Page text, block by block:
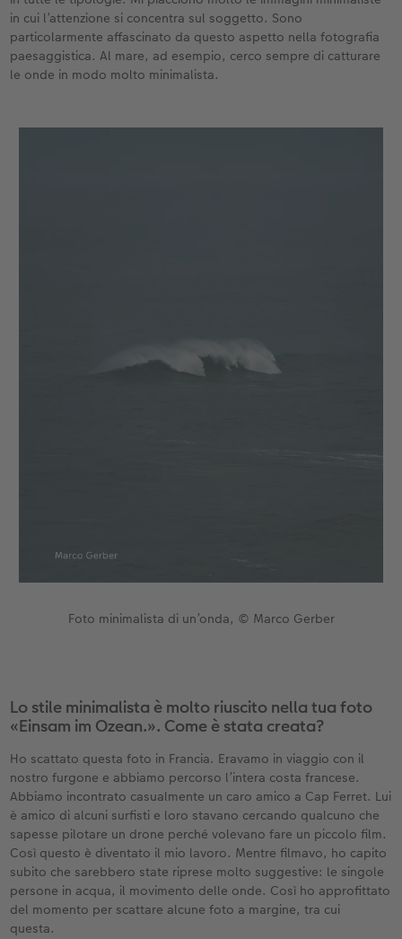
in cui l’attenzione si concentra sul soggetto. Sono
particolarmente affascinato da questo aspetto nella fotografia
paesaggistica. Al mare, ad esempio, cerco sempre di catturare
le onde in modo molto minimalista.
Foto minimalista di un’onda, © Marco Gerber
Lo stile minimalista è molto riuscito nella tua foto
«Einsam im Ozean.». Come è stata creata?
Ho scattato questa foto in Francia. Eravamo in viaggio con il
nostro furgone e abbiamo percorso l’intera costa francese.
Abbiamo incontrato casualmente un caro amico a Cap Ferret. Lui
è amico di alcuni surfisti e loro stavano cercando qualcuno che
sapesse pilotare un drone perché volevano fare un piccolo film.
Così questo è diventato il mio lavoro. Mentre filmavo, ho capito
subito che sarebbero state riprese molto suggestive: le singole
persone in acqua, il movimento delle onde. Così ho approfittato
del momento per scattare alcune foto a margine, tra cui
questa.